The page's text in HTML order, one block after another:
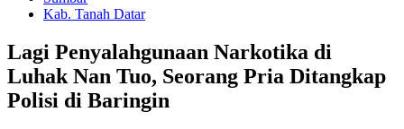
Kab. Tanah Datar
Lagi Penyalahgunaan Narkotika di
Luhak Nan Tuo, Seorang Pria Ditangkap
Polisi di Baringin